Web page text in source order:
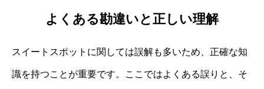
よくある勘違いと正しい理解
スイートスポットに関しては誤解も多いため、正確な知
識を持つことが重要です。ここではよくある誤りと、そ